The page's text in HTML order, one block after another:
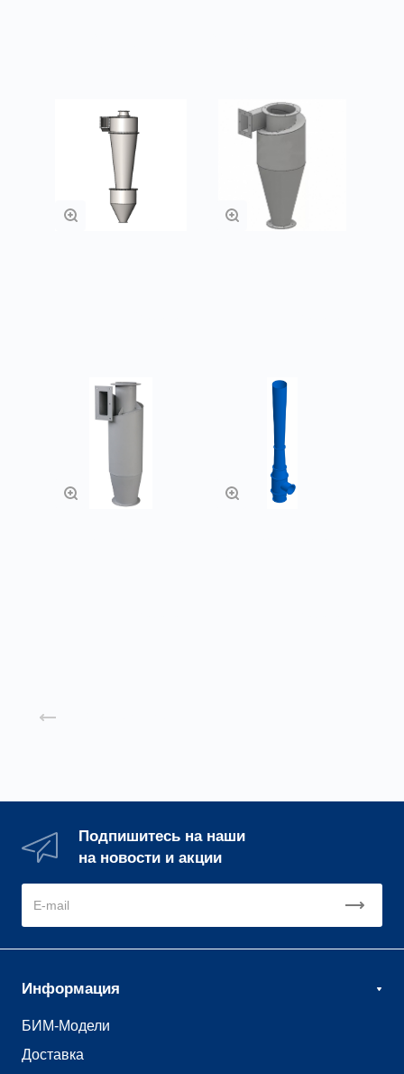
Подпишитесь на наши
на новости и акции
Информация
БИМ-Модели
Доставка